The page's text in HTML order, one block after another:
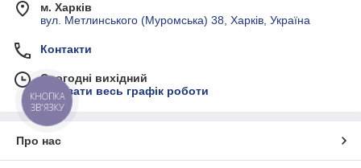
м. Харків
вул. Метлинського (Муромська) 38, Харків, Україна
Контакти
Сьогодні вихідний
Показати весь графік роботи
Про нас
КНОПКА
ЗВ'ЯЗКУ